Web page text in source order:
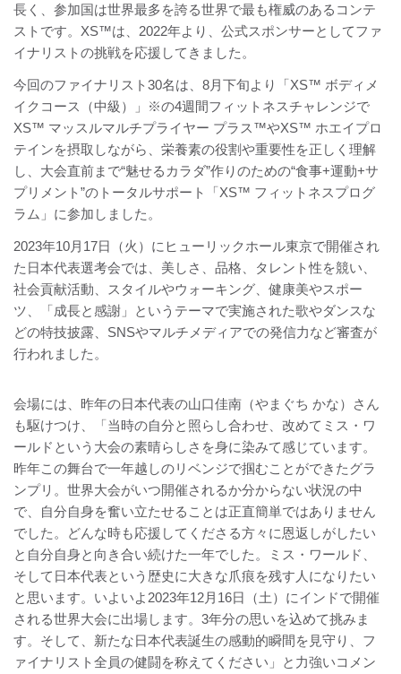
長く、参加国は世界最多を誇る世界で最も権威のあるコンテ
ストです。XS™は、2022年より、公式スポンサーとしてファ
イナリストの挑戦を応援してきました。
今回のファイナリスト30名は、8月下旬より「XS™ ボディメ
イクコース（中級）」※の4週間フィットネスチャレンジで
XS™ マッスルマルチプライヤー プラス™やXS™ ホエイプロ
テインを摂取しながら、栄養素の役割や重要性を正しく理解
し、大会直前まで“魅せるカラダ”作りのための“食事+運動+サ
プリメント”のトータルサポート「XS™ フィットネスプログ
ラム」に参加しました。
2023年10月17日（火）にヒューリックホール東京で開催され
た日本代表選考会では、美しさ、品格、タレント性を競い、
社会貢献活動、スタイルやウォーキング、健康美やスポー
ツ、「成長と感謝」というテーマで実施された歌やダンスな
どの特技披露、SNSやマルチメディアでの発信力など審査が
行われました。
会場には、昨年の日本代表の山口佳南（やまぐち かな）さん
も駆けつけ、「当時の自分と照らし合わせ、改めてミス・ワ
ールドという大会の素晴らしさを身に染みて感じています。
昨年この舞台で一年越しのリベンジで掴むことができたグラ
ンプリ。世界大会がいつ開催されるか分からない状況の中
で、自分自身を奮い立たせることは正直簡単ではありません
でした。どんな時も応援してくださる方々に恩返しがしたい
と自分自身と向き合い続けた一年でした。ミス・ワールド、
そして日本代表という歴史に大きな爪痕を残す人になりたい
と思います。いよいよ2023年12月16日（土）にインドで開催
される世界大会に出場します。3年分の思いを込めて挑みま
す。そして、新たな日本代表誕生の感動的瞬間を見守り、フ
ァイナリスト全員の健闘を称えてください」と力強いコメン